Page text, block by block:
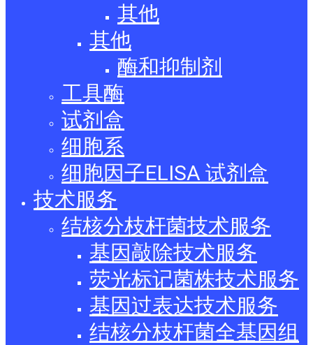
其他
其他
酶和抑制剂
工具酶
试剂盒
细胞系
细胞因子ELISA 试剂盒
技术服务
结核分枝杆菌技术服务
基因敲除技术服务
荧光标记菌株技术服务
基因过表达技术服务
结核分枝杆菌全基因组